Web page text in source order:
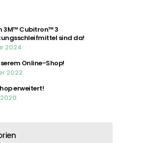
3M™ Cubitron™ 3
sind da!
2024
Online-Shop!
2022
erweitert!